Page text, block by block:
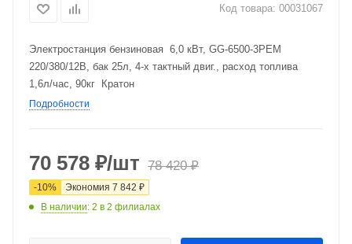
Код товара: 00031067
Электростанция бензиновая 6,0 кВт, GG-6500-3PEM
220/380/12В, бак 25л, 4-х тактный двиг., расход топлива
1,6л/час, 90кг Кратон
Подробности
70 578 ₽/шт 78 420₽
-10% Экономия 7 842 ₽
В наличии: 2 в 2 филиалах